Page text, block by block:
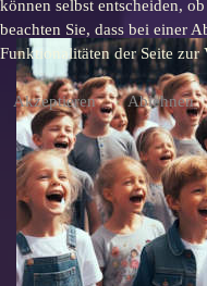
können selbst entscheiden,
beachten Sie, dass bei einer
Funktionalitäten der Seite zur
Akzeptieren
Ablehnen